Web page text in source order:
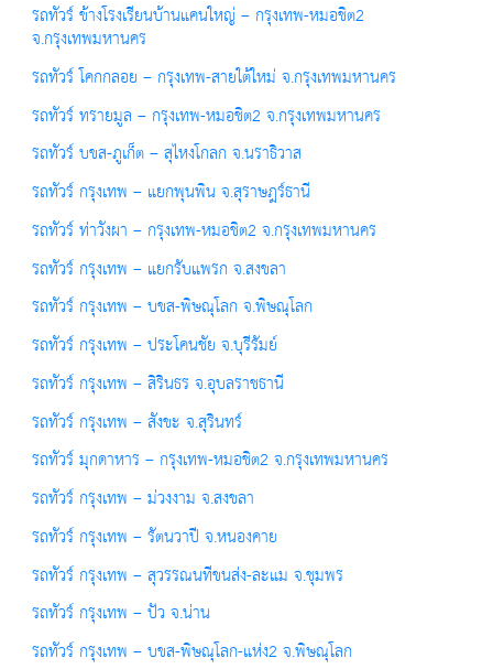
รถทัวร์ ข้างโรงเรียนบ้านแคนใหญ่ – กรุงเทพ-หมอชิต2
จ.กรุงเทพมหานคร
รถทัวร์ โคกกลอย – กรุงเทพ-สายใต้ใหม่ จ.กรุงเทพมหานคร
รถทัวร์ ทรายมูล – กรุงเทพ-หมอชิต2 จ.กรุงเทพมหานคร
รถทัวร์ บขส-ภูเก็ต – สุไหงโกลก จ.นราธิวาส
รถทัวร์ กรุงเทพ – แยกพุนพิน จ.สุราษฎร์ธานี
รถทัวร์ ท่าวังผา – กรุงเทพ-หมอชิต2 จ.กรุงเทพมหานคร
รถทัวร์ กรุงเทพ – แยกรับแพรก จ.สงขลา
รถทัวร์ กรุงเทพ – บขส-พิษณุโลก จ.พิษณุโลก
รถทัวร์ กรุงเทพ – ประโคนชัย จ.บุรีรัมย์
รถทัวร์ กรุงเทพ – สิรินธร จ.อุบลราชธานี
รถทัวร์ กรุงเทพ – สังขะ จ.สุรินทร์
รถทัวร์ มุกดาหาร – กรุงเทพ-หมอชิต2 จ.กรุงเทพมหานคร
รถทัวร์ กรุงเทพ – ม่วงงาม จ.สงขลา
รถทัวร์ กรุงเทพ – รัตนวาปี จ.หนองคาย
รถทัวร์ กรุงเทพ – สุวรรณนทีขนส่ง-ละแม จ.ชุมพร
รถทัวร์ กรุงเทพ – ปัว จ.น่าน
รถทัวร์ กรุงเทพ – บขส-พิษณุโลก-แห่ง2 จ.พิษณุโลก